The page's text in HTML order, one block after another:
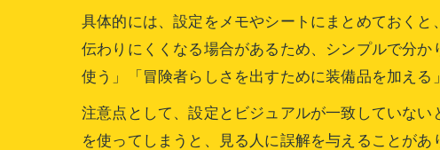
具体的には、設定をメモやシートにまとめておく
伝わりにくくなる場合があるため、シンプルで分
使う」「冒険者らしさを出すために装備品を加える
注意点として、設定とビジュアルが一致していな
を使ってしまうと、見る人に誤解を与えることが